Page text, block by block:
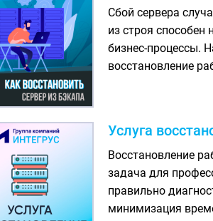
Сбой сервера
из строя
бизнес-процессы.
восстановление
Услуга
Восстановление
задача для
правильно
минимизация